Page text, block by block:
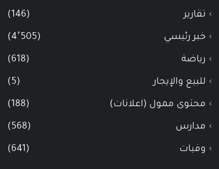
تقارير (146)
خبر رئيسي (4٬505)
رياضة (618)
للبيع والإيجار (5)
محتوى ممول (اعلانات) (188)
مدارس (568)
وفيات (641)